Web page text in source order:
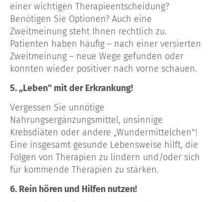
einer wichtigen Therapieentscheidung?
Benötigen Sie Optionen? Auch eine
Zweitmeinung steht Ihnen rechtlich zu.
Patienten haben häufig – nach einer versierten
Zweitmeinung – neue Wege gefunden oder
konnten wieder positiver nach vorne schauen.
5. „Leben" mit der Erkrankung!
Vergessen Sie unnötige
Nahrungsergänzungsmittel, unsinnige
Krebsdiäten oder andere „Wundermittelchen"!
Eine insgesamt gesunde Lebensweise hilft, die
Folgen von Therapien zu lindern und/oder sich
für kommende Therapien zu stärken.
6. Rein hören und Hilfen nutzen!